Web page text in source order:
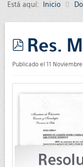
Está aquí: Inicio
Res.
Publicado el 11